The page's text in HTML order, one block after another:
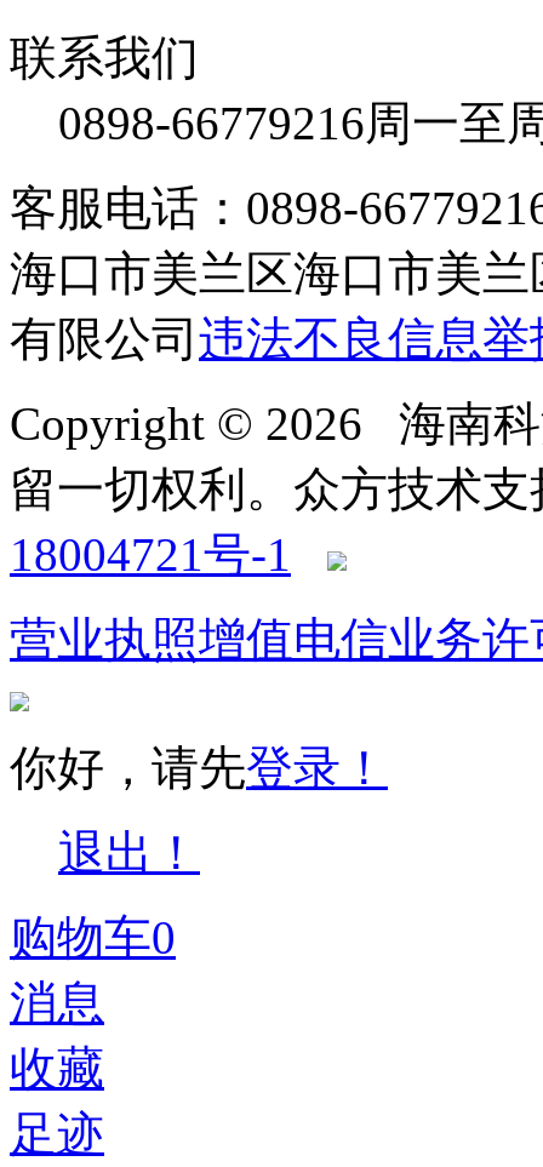
联系我们
0898-66779216周一至
客服电话：0898-
海口市美兰区海口市美
有限公司 违法不良信息举
Copyright © 2026 海南
留一切权利。 众方技术支
18004721号-1
营业执照增值电信业务许
你好，请先登录！
退出！
购物车0
消息
收藏
足迹